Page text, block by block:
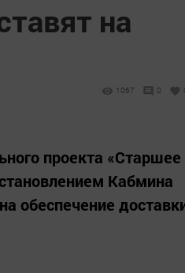
на
1067 0
проекта «Старшее
Кабмина
обеспечение